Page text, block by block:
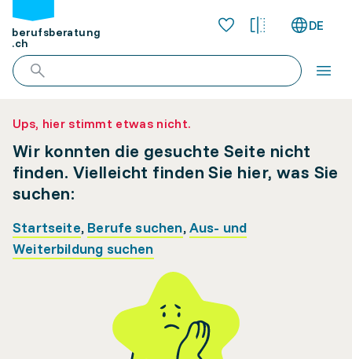
berufsberatung
.ch
DE
Ups, hier stimmt etwas nicht.
Wir konnten die gesuchte Seite nicht
finden. Vielleicht finden Sie hier, was Sie
suchen:
Startseite, Berufe suchen,Aus- und
Weiterbildung suchen